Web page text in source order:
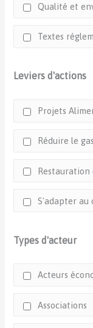
Qualité et
Textes
Leviers d'actions
Projets
Réduire le
Restauration
S'adapter au
Types d'acteur
Acteurs
Associations